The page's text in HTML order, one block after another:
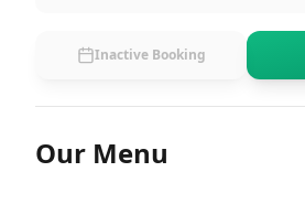
Inactive Booking
Our Menu